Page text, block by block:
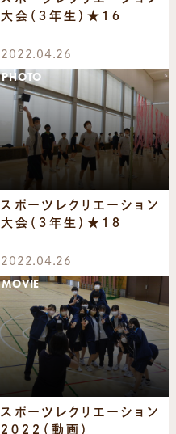
大会（３年生）★１６
2022.04.26
PHOTO
スポーツレクリエーション
大会（３年生）★１８
2022.04.26
MOVIE
スポーツレクリエーション
２０２２（動画）